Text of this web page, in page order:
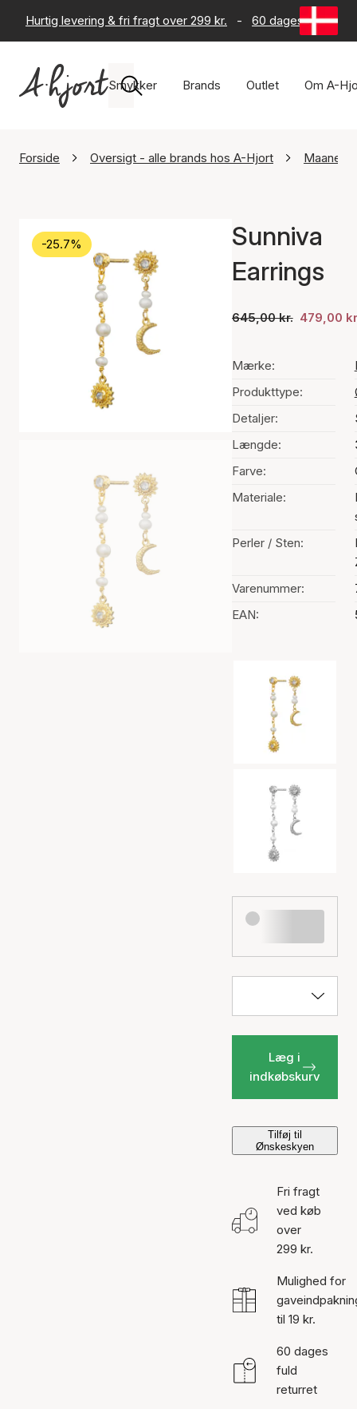
Hurtig levering & fri fragt over 299 kr. - 60 dages returret
Smykker Brands Outlet Om A-
Forside Oversigt - alle brands hos A-Hjort
-25.7%
Sunniva
Earrings
645,00 kr. 479,00
Mærke:
Produkttype:
Detaljer:
Længde:
Farve:
Materiale:
Perler / Sten:
Varenummer:
EAN:
Læg i
indkøbskurv
Tilføj til
Ønskeskyen
Fri fragt
ved køb
over
299 kr.
Mulighed for
til 19 kr.
60 dages
fuld
returret